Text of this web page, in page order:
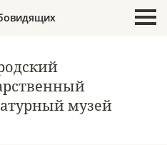
музей